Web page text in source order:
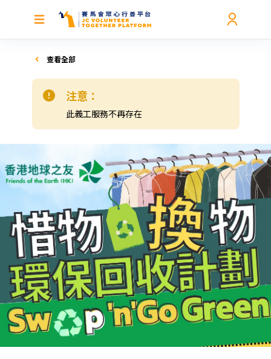
查看全部
注意：
此義工服務不再存在